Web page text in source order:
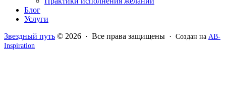
Блог
Услуги
Звездный путь © 2026 · Все права защищены · Создан на AB-
Inspiration